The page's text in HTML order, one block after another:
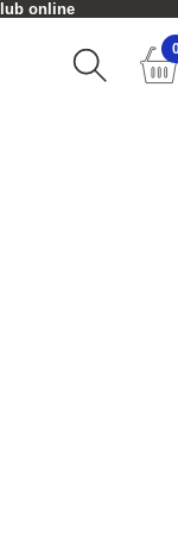
online